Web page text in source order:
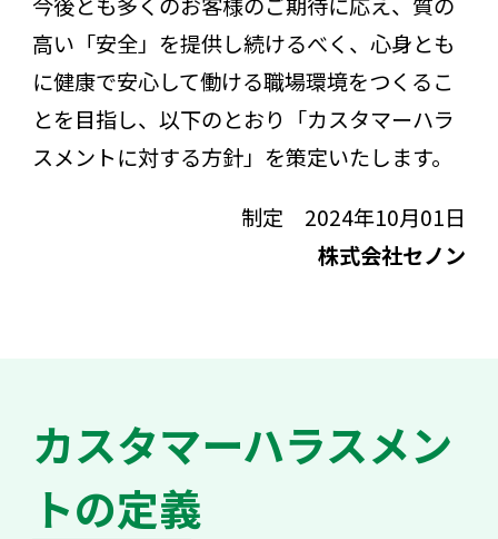
高い「安全」を提供し続けるべく、心身とも
に健康で安心して働ける職場環境をつくるこ
とを目指し、以下のとおり「カスタマーハラ
スメントに対する方針」を策定いたします。
制定 2024年10月01日
株式会社セノン
カスタマーハラスメン
トの定義